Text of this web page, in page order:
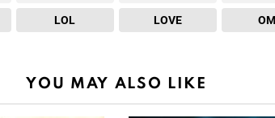
LOL LOVE
YOU MAY ALSO LIKE